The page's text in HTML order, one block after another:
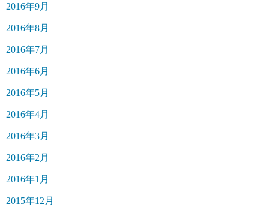
2016年9月
2016年8月
2016年7月
2016年6月
2016年5月
2016年4月
2016年3月
2016年2月
2016年1月
2015年12月